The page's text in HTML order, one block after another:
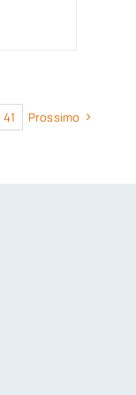
41 Prossimo